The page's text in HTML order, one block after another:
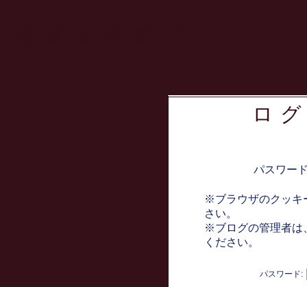
ロ
パスワー
※ブラウザのクッキ
さい。
※ブログの管理者は
ください。
パスワード: